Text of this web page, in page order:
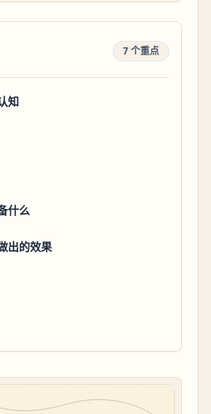
7 个重点
知
什么
出的效果